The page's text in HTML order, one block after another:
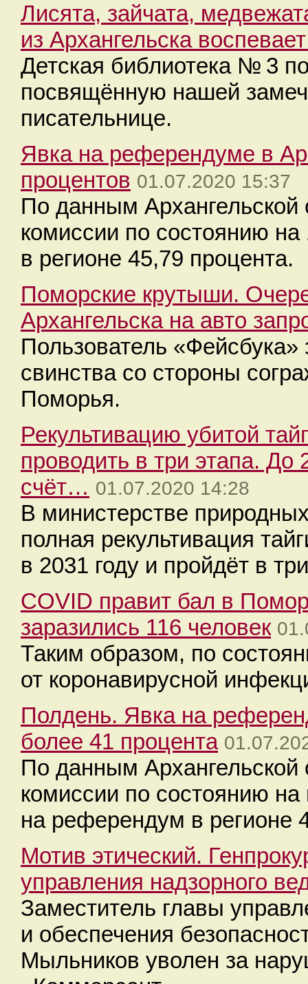
Лисята, зайчата,
из Архангельска
Детская библиотека № 3
посвящённую нашей
писательнице.
Явка на референдуме в
процентов 01.07.2020 15:37
По данным Архангельской
комиссии по состоянию
в регионе 45,79 процента.
Поморские крутыши.
Архангельска на авто
Пользователь
свинства со стороны
Поморья.
Рекультивацию убитой
проводить в три этапа. До
счёт… 01.07.2020 14:28
В министерстве
полная рекультивация
в 2031 году и пройдёт в
COVID правит бал в
заразились 116 человек
Таким образом, по
от коронавирусной
Полдень. Явка на
более 41 процента
По данным Архангельской
комиссии по состоянию
на референдум в регионе
Мотив этический.
управления надзорного
Заместитель главы
и обеспечения
Мыльников уволен за